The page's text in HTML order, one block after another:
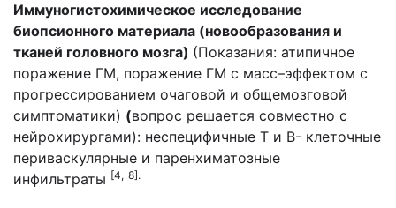
Иммуногистохимическое исследование
биопсионного материала (новообразования и
тканей головного мозга) (Показания: атипичное
поражение ГМ, поражение ГМ с масс–эффектом с
прогрессированием очаговой и общемозговой
симптоматики) (вопрос решается совместно с
нейрохирургами): неспецифичные Т и В- клеточные
периваскулярные и паренхиматозные
инфильтраты [4, 8].